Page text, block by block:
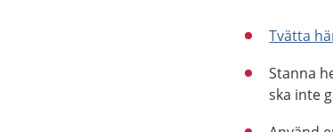
Tvätta
Stanna
ska inte